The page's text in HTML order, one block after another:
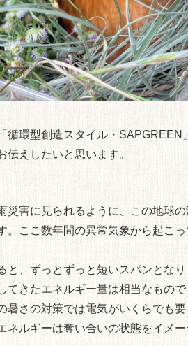
循環型創造スタイル・SAPGREEN
伝えしたいと思います。
災害に見られるように、この地球
。ここ数年間の異常気象から起こ
と、ずっとずっと短いスパンとな
てきたエネルギー量は相当なもので
暑さの対策では電気がいくらでも
ネルギーは奪い合いの状態をイメー